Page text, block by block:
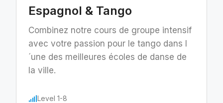
Espagnol & Tango
Combinez notre cours de groupe intensif
avec votre passion pour le tango dans l
´une des meilleures écoles de danse de
la ville.
Level 1-8